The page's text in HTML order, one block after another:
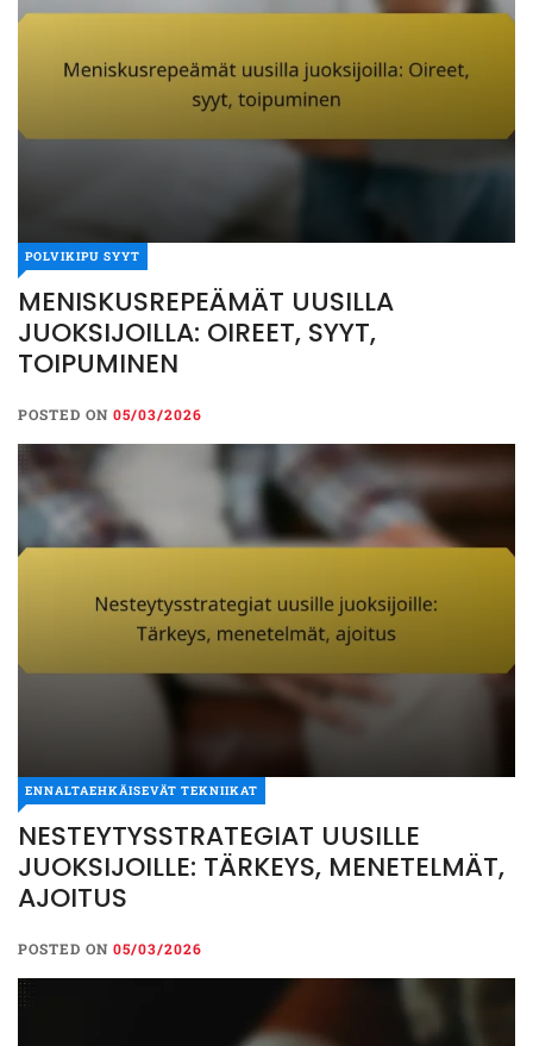
POLVIKIPU SYYT
MENISKUSREPEÄMÄT UUSILLA
JUOKSIJOILLA: OIREET, SYYT,
TOIPUMINEN
POSTED ON 05/03/2026
ENNALTAEHKÄISEVÄT TEKNIIKAT
NESTEYTYSSTRATEGIAT UUSILLE
JUOKSIJOILLE: TÄRKEYS, MENETELMÄT,
AJOITUS
POSTED ON 05/03/2026